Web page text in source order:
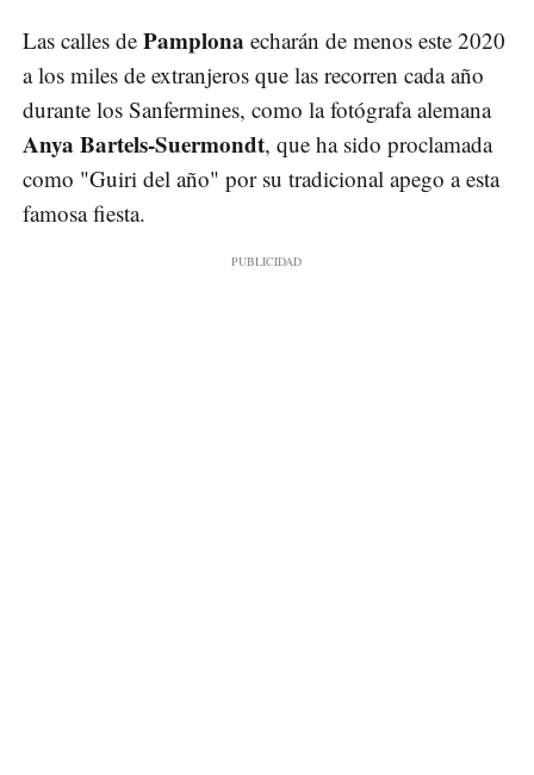
Las calles de Pamplona echarán de menos este 2020
a los miles de extranjeros que las recorren cada año
durante los Sanfermines, como la fotógrafa alemana
Anya Bartels-Suermondt, que ha sido proclamada
como "Guiri del año" por su tradicional apego a esta
famosa fiesta.